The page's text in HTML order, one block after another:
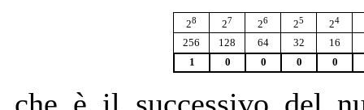
28 27 26 25 24
256 128 64 32
16
1
0 0 0 0